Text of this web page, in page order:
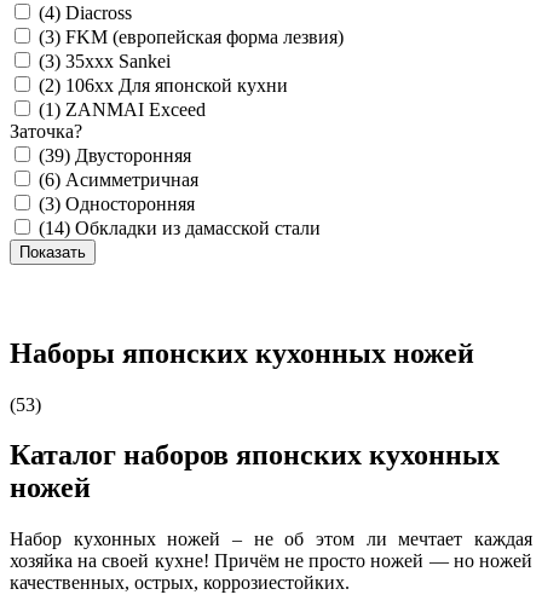
(4) Diacross
(3) FKM (европейская форма лезвия)
(3) 35xxx Sankei
(2) 106xx Для японской кухни
(1) ZANMAI Exceed
Заточка?
(39) Двусторонняя
(6) Асимметричная
(3) Односторонняя
(14) Обкладки из дамасской стали
Наборы японских кухонных ножей
(53)
Каталог наборов японских кухонных
ножей
Набор кухонных ножей – не об этом ли мечтает каждая
хозяйка на своей кухне! Причём не просто ножей — но ножей
качественных, острых, коррозиестойких.